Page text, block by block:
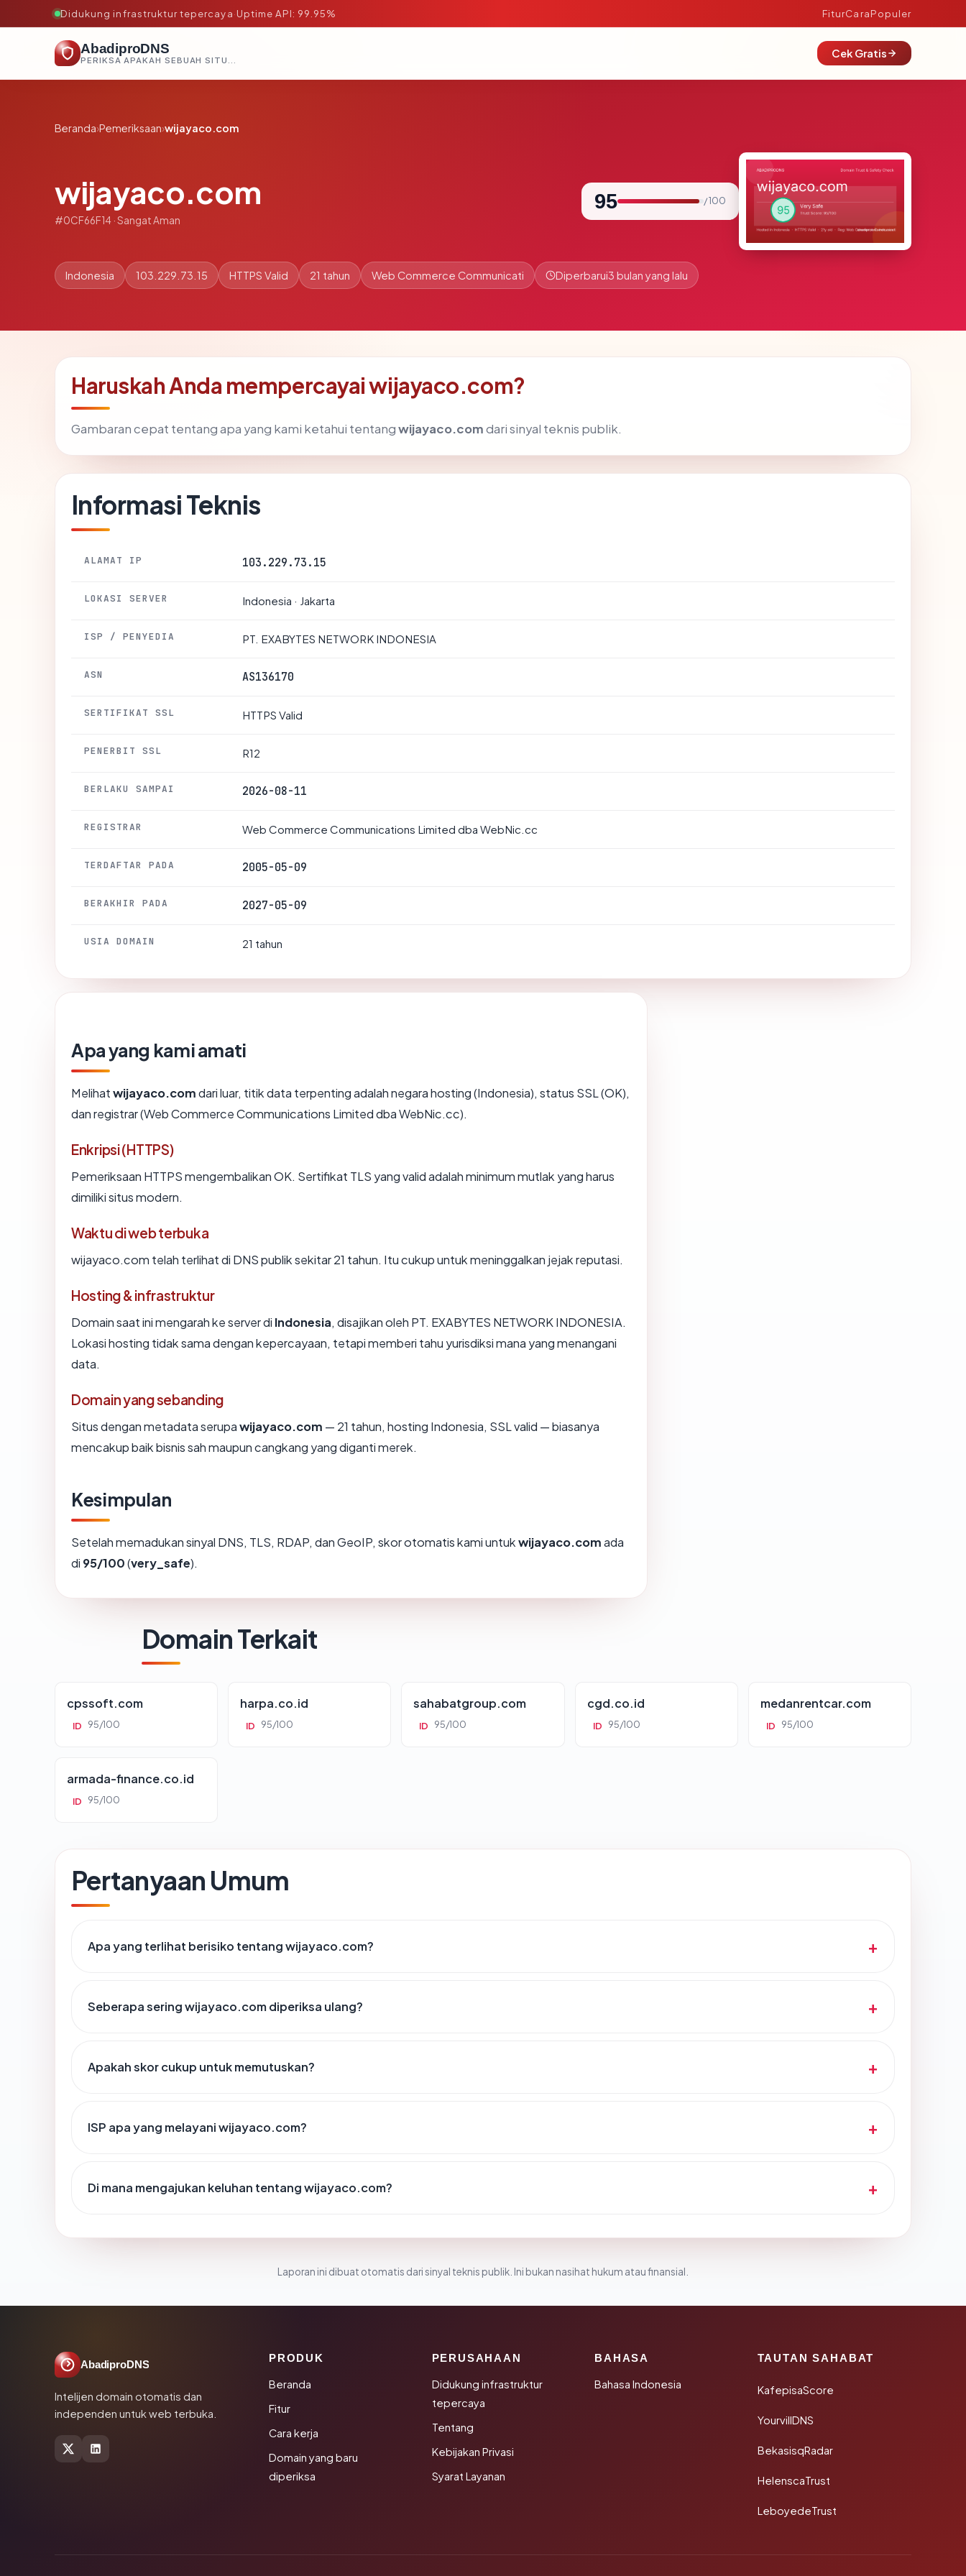
Didukung infrastruktur tepercaya·Uptime API: 99.95% FiturCaraPopuler
AbadiproDNS
PERIKSA APAKAH SEBUAH SITUS AMAN, TEPERCAYA, DAN TERVERIFIKASI DALAM HITUNGAN DETIK.
Cek Gratis
Beranda›Pemeriksaan›wijayaco.com
wijayaco.com
#0CF66F14 · Sangat Aman
95 / 100
Indonesia 103.229.73.15 HTTPS Valid 21 tahun Web Commerce Communicati Diperbarui3 bulan yang lalu
Haruskah Anda mempercayai wijayaco.com?
Gambaran cepat tentang apa yang kami ketahui tentangwijayaco.comdari sinyal teknis publik.
Informasi Teknis
ALAMAT IP 103.229.73.15
LOKASI SERVER Indonesia · Jakarta
ISP / PENYEDIA PT. EXABYTES NETWORK INDONESIA
ASN AS136170
SERTIFIKAT SSL HTTPS Valid
PENERBIT SSL R12
BERLAKU SAMPAI 2026-08-11
REGISTRAR Web Commerce Communications Limited dba WebNic.cc
TERDAFTAR PADA 2005-05-09
BERAKHIR PADA 2027-05-09
USIA DOMAIN 21 tahun
Apa yang kami amati
Melihatwijayaco.comdari luar, titik data terpenting adalah negara hosting (Indonesia), status SSL (OK),
dan registrar (Web Commerce Communications Limited dba WebNic.cc).
Enkripsi (HTTPS)
Pemeriksaan HTTPS mengembalikan OK. Sertifikat TLS yang valid adalah minimum mutlak yang harus
dimiliki situs modern.
Waktu di web terbuka
wijayaco.com telah terlihat di DNS publik sekitar 21 tahun. Itu cukup untuk meninggalkan jejak reputasi.
Hosting & infrastruktur
Domain saat ini mengarah ke server di Indonesia, disajikan oleh PT. EXABYTES NETWORK INDONESIA.
Lokasi hosting tidak sama dengan kepercayaan, tetapi memberi tahu yurisdiksi mana yang menangani
data.
Domain yang sebanding
Situs dengan metadata serupawijayaco.com — 21 tahun, hosting Indonesia, SSL valid — biasanya
mencakup baik bisnis sah maupun cangkang yang diganti merek.
Kesimpulan
Setelah memadukan sinyal DNS, TLS, RDAP, dan GeoIP, skor otomatis kami untukwijayaco.comada
di 95/100(very_safe).
Domain Terkait
cpssoft.com
ID 95/100
harpa.co.id
ID 95/100
sahabatgroup.com
ID 95/100
cgd.co.id
ID 95/100
medanrentcar.com
ID 95/100
armada-finance.co.id
ID 95/100
Pertanyaan Umum
Apa yang terlihat berisiko tentang wijayaco.com?
Seberapa sering wijayaco.com diperiksa ulang?
Apakah skor cukup untuk memutuskan?
ISP apa yang melayani wijayaco.com?
Di mana mengajukan keluhan tentang wijayaco.com?
Laporan ini dibuat otomatis dari sinyal teknis publik. Ini bukan nasihat hukum atau finansial.
AbadiproDNS
Intelijen domain otomatis dan
independen untuk web terbuka.
PRODUK
Beranda
Fitur
Cara kerja
Domain yang baru
diperiksa
PERUSAHAAN
Didukung infrastruktur
tepercaya
Tentang
Kebijakan Privasi
Syarat Layanan
BAHASA
Bahasa Indonesia
TAUTAN SAHABAT
KafepisaScore
YourvillDNS
BekasisqRadar
HelenscaTrust
LeboyedeTrust